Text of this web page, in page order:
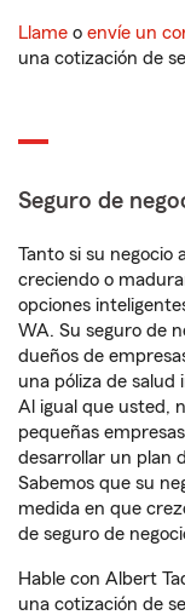
Llame o envíe un
una cotización de
Seguro de
Tanto si su negocio
creciendo o
opciones
WA. Su seguro de
dueños de
una póliza de salud
Al igual que usted,
pequeñas
desarrollar un plan
Sabemos que su
medida en que
de seguro de
Hable con Albert
una cotización de